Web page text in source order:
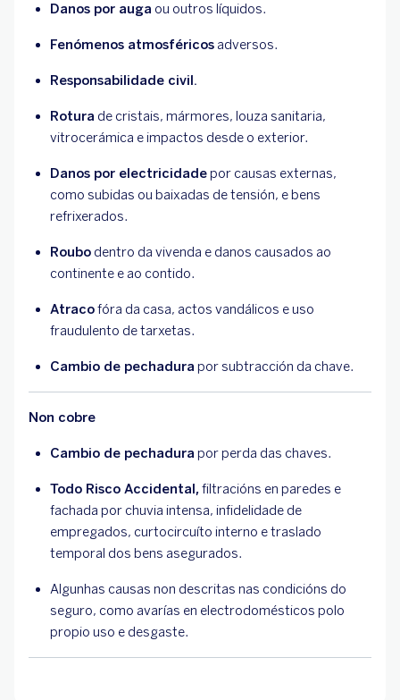
Danos por auga ou outros líquidos.
Fenómenos atmosféricos adversos.
Responsabilidade civil.
Rotura de cristais, mármores, louza sanitaria,
vitrocerámica e impactos desde o exterior.
Danos por electricidadepor causas externas,
como subidas ou baixadas de tensión, e bens
refrixerados.
Roubo dentro da vivenda e danos causados ao
continente e ao contido.
Atracofóra da casa, actos vandálicos e uso
fraudulento de tarxetas.
Cambio de pechadura por subtracción da chave.
Non cobre
Cambio de pechadura por perda das chaves.
Todo Risco Accidental,filtracións en paredes e
fachada por chuvia intensa, infidelidade de
empregados, curtocircuíto interno e traslado
temporal dos bens asegurados.
Algunhas causas non descritas nas condicións do
seguro, como avarías en electrodomésticos polo
propio uso e desgaste.